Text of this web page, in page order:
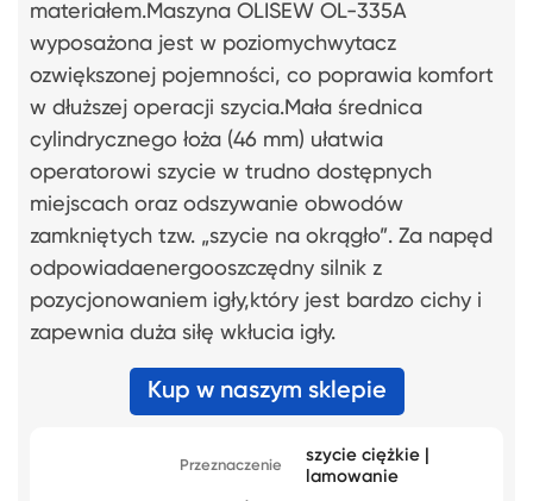
materiałem.Maszyna OLISEW OL-335A
wyposażona jest w poziomychwytacz
ozwiększonej pojemności, co poprawia komfort
w dłuższej operacji szycia.Mała średnica
cylindrycznego łoża (46 mm) ułatwia
operatorowi szycie w trudno dostępnych
miejscach oraz odszywanie obwodów
zamkniętych tzw. „szycie na okrągło”. Za napęd
odpowiadaenergooszczędny silnik z
pozycjonowaniem igły,który jest bardzo cichy i
zapewnia duża siłę wkłucia igły.
Kup w naszym sklepie
Przeznaczenie
szycie ciężkie |
lamowanie